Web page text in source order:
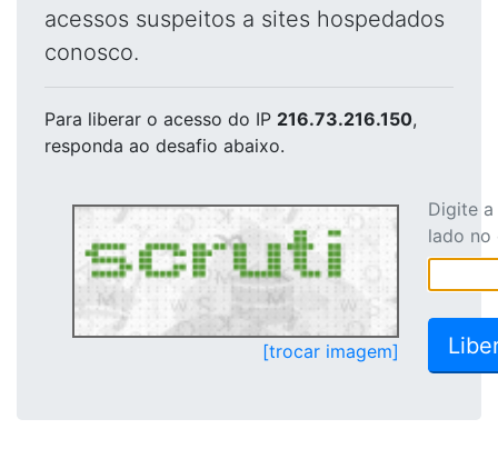
acessos suspeitos a sites hospedados
conosco.
Para liberar o acesso do IP 216.73.216.150,
responda ao desafio abaixo.
[trocar imagem]
Digite
lado no